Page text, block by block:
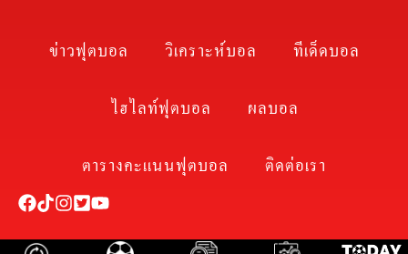
ข่าวฟุตบอล วิเคราะห์บอล
ทีเด็ดบอล
ไฮไลท์ฟุตบอล
ผลบอล
ตารางคะแนนฟุตบอล
ติดต่อเรา